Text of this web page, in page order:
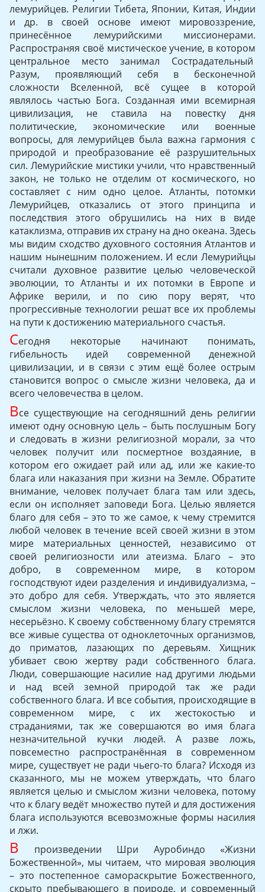
лемурийцев. Религии Тибета, Японии, Китая, Индии
и др. в своей основе имеют мировоззрение,
принесённое лемурийскими миссионерами.
Распространяя своё мистическое учение, в котором
центральное место занимал Сострадательный
Разум, проявляющий себя в бесконечной
сложности Вселенной, всё сущее в которой
являлось частью Бога. Созданная ими всемирная
цивилизация, не ставила на повестку дня
политические, экономические или военные
вопросы, для лемурийцев была важна гармония с
природой и преобразование её разрушительных
сил. Лемурийские мистики учили, что нравственный
закон, не только не отделим от космического, но
составляет с ним одно целое. Атланты, потомки
Лемурийцев, отказались от этого принципа и
последствия этого обрушились на них в виде
катаклизма, отправив их страну на дно океана. Здесь
мы видим сходство духовного состояния Атлантов и
нашим нынешним положением. И если Лемурийцы
считали духовное развитие целью человеческой
эволюции, то Атланты и их потомки в Европе и
Африке верили, и по сию пору верят, что
прогрессивные технологии решат все их проблемы
на пути к достижению материального счастья.
Сегодня некоторые начинают понимать,
гибельность идей современной денежной
цивилизации, и в связи с этим ещё более острым
становится вопрос о смысле жизни человека, да и
всего человечества в целом.
Все существующие на сегодняшний день религии
имеют одну основную цель – быть послушным Богу
и следовать в жизни религиозной морали, за что
человек получит или посмертное воздаяние, в
котором его ожидает рай или ад, или же какие-то
блага или наказания при жизни на Земле. Обратите
внимание, человек получает блага там или здесь,
если он исполняет заповеди Бога. Целью является
благо для себя – это то же самое, к чему стремится
любой человек в течение всей своей жизни в этом
мире материальных ценностей, независимо от
своей религиозности или атеизма. Благо – это
добро, в современном мире, в котором
господствуют идеи разделения и индивидуализма, –
это добро для себя. Утверждать, что это является
смыслом жизни человека, по меньшей мере,
несерьёзно. К своему собственному благу стремятся
все живые существа от одноклеточных организмов,
до приматов, лазающих по деревьям. Хищник
убивает свою жертву ради собственного блага.
Люди, совершающие насилие над другими людьми
и над всей земной природой так же ради
собственного блага. И все события, происходящие в
современном мире, с их жестокостью и
страданиями, так же совершаются во имя блага
незначительной кучки людей. А разве ложь,
повсеместно распространённая в современном
мире, существует не ради чьего-то блага? Исходя из
сказанного, мы не можем утверждать, что благо
является целью и смыслом жизни человека, потому
что к благу ведёт множество путей и для достижения
блага используются всевозможные формы насилия
и лжи.
В произведении Шри Ауробиндо «Жизни
Божественной», мы читаем, что мировая эволюция
– это постепенное самораскрытие Божественного,
скрыто пребывающего в природе, и современный